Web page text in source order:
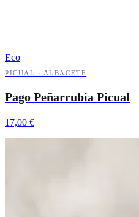
Eco
PICUAL · ALBACETE
Pago Peñarrubia Picual
17,00 €